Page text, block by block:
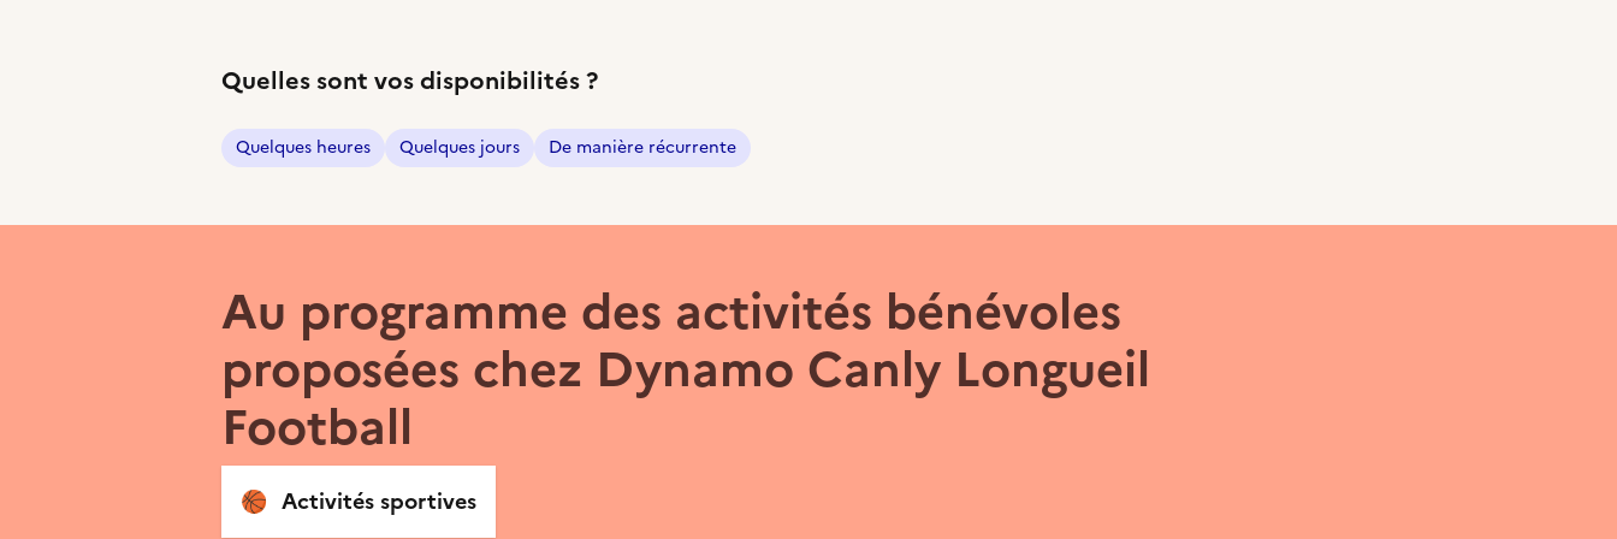
Quelles sont vos disponibilités ?
Quelques heures Quelques jours De manière récurrente
Au programme des activités bénévoles
proposées chez Dynamo Canly Longueil
Football
🏀 Activités sportives